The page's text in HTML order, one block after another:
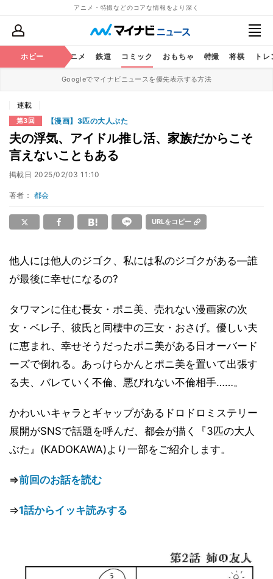
アニメ・特撮などのコアな情報をより深く
ホビー アニメ 鉄道 コミック おもちゃ 特撮 将棋 ト
Googleでマイナビニュースを優先表示する方法
連載
第3回 【漫画】3匹の大人ぶた
夫の浮気、アイドル推し活、家族だからこそ
言えないこともある
掲載日 2025/02/03 11:10
著者： 都会
URLをコピー
他人には他人のジゴク、私には私のジゴクがある―誰
が最後に幸せになるの?
タワマンに住む長女・ポニ美、売れない漫画家の次
女・ベレ子、彼氏と同棲中の三女・おさげ。優しい夫
に恵まれ、幸せそうだったポニ美がある日オーバード
ーズで倒れる。あっけらかんとポニ美を置いて出張す
る夫、バレていく不倫、悪びれない不倫相手……。
かわいいキャラとギャップがあるドロドロミステリー
展開がSNSで話題を呼んだ、都会が描く『3匹の大人
ぶた』(KADOKAWA)より一部をご紹介します。
⇒前回のお話を読む
⇒1話からイッキ読みする